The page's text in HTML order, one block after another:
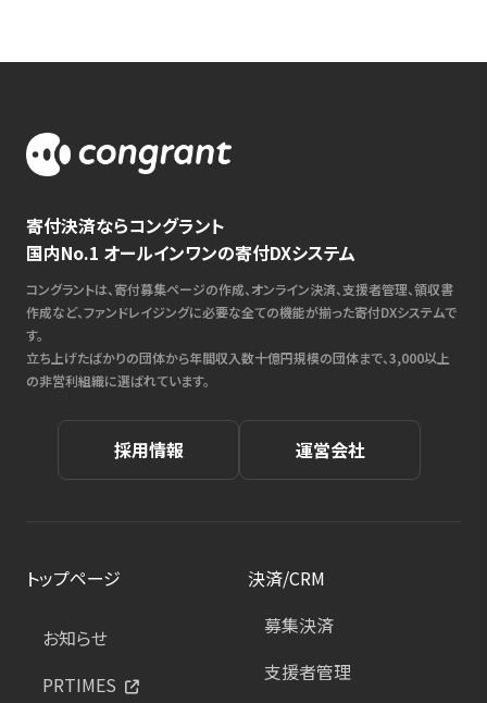
寄付決済ならコングラント
国内No.1 オールインワンの寄付DXシステム
コングラントは、寄付募集ページの作成、オンライン決済、支援者管理、領収書
作成など、ファンドレイジングに必要な全ての機能が揃った寄付DXシステムで
す。
立ち上げたばかりの団体から年間収入数十億円規模の団体まで、3,000以上
の非営利組織に選ばれています。
採用情報 運営会社
トップページ
お知らせ
PRTIMES
決済/CRM
募集決済
支援者管理